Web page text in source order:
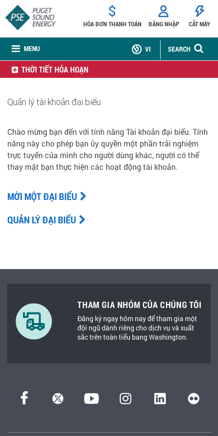
MENU
HÓA ĐƠN THANH TOÁN ĐĂNG NHẬP CẮT MÁY
SEARCH
VI
THỜI TIẾT HỎA HOẠN
Quản lý tài khoản đại biểu
Chào mừng bạn đến với tính năng Tài khoản đại biểu. Tính
năng này cho phép bạn ủy quyền một phần trải nghiệm
trực tuyến của mình cho người dùng khác, người có thể
thay mặt bạn thực hiện các hoạt động tài khoản.
MỜI MỘT ĐẠI BIỂU
QUẢN LÝ ĐẠI BIỂU
THAM GIA NHÓM CỦA CHÚNG TÔI
Đăng ký ngay hôm nay để tham gia một
đội ngũ dành riêng cho dịch vụ và xuất
sắc trên toàn tiểu bang Washington.